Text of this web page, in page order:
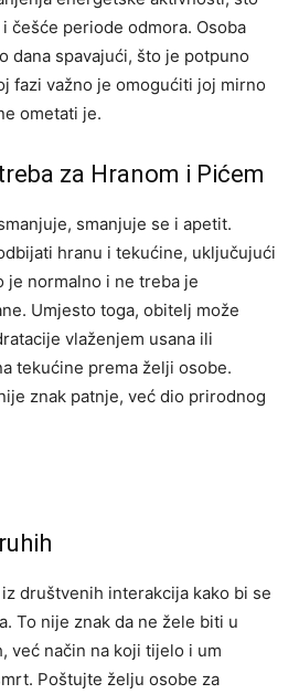
češće periode odmora. Osoba
dana spavajući, što je potpuno
fazi važno je omogućiti joj mirno
ometati je.
za Hranom i Pićem
smanjuje se i apetit.
hranu i tekućine, uključujući
je normalno i ne treba je
Umjesto toga, obitelj može
vlaženjem usana ili
tekućine prema želji osobe.
znak patnje, već dio prirodnog
društvenih interakcija kako bi se
To nije znak da ne žele biti u
već način na koji tijelo i um
Poštujte želju osobe za